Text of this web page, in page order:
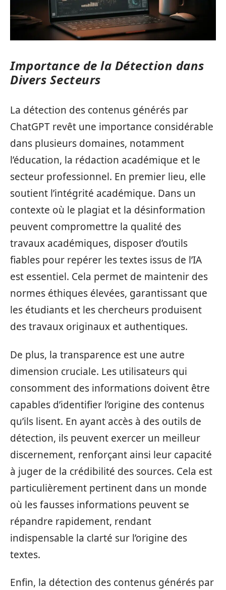
Importance de la Détection dans
Divers Secteurs
La détection des contenus générés par
ChatGPT revêt une importance considérable
dans plusieurs domaines, notamment
l’éducation, la rédaction académique et le
secteur professionnel. En premier lieu, elle
soutient l’intégrité académique. Dans un
contexte où le plagiat et la désinformation
peuvent compromettre la qualité des
travaux académiques, disposer d’outils
fiables pour repérer les textes issus de l’IA
est essentiel. Cela permet de maintenir des
normes éthiques élevées, garantissant que
les étudiants et les chercheurs produisent
des travaux originaux et authentiques.
De plus, la transparence est une autre
dimension cruciale. Les utilisateurs qui
consomment des informations doivent être
capables d’identifier l’origine des contenus
qu’ils lisent. En ayant accès à des outils de
détection, ils peuvent exercer un meilleur
discernement, renforçant ainsi leur capacité
à juger de la crédibilité des sources. Cela est
particulièrement pertinent dans un monde
où les fausses informations peuvent se
répandre rapidement, rendant
indispensable la clarté sur l’origine des
textes.
Enfin, la détection des contenus générés par